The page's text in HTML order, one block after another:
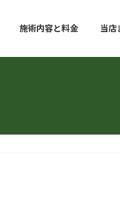
施術内容と料金 当店